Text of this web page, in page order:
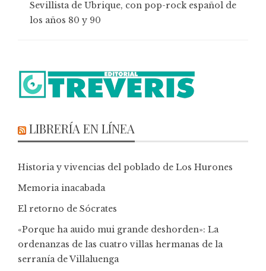
Sevillista de Ubrique, con pop-rock español de
los años 80 y 90
LIBRERÍA EN LÍNEA
Historia y vivencias del poblado de Los Hurones
Memoria inacabada
El retorno de Sócrates
«Porque ha auido mui grande deshorden»: La
ordenanzas de las cuatro villas hermanas de la
serranía de Villaluenga